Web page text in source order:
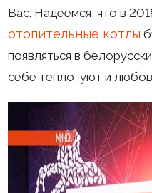
Вас. Надеемся, что в
отопительные котлы
появляться в
себе тепло, уют и